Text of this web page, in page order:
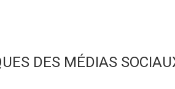
DES MÉDIAS